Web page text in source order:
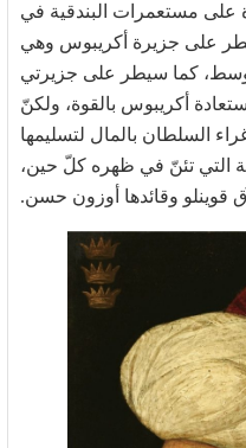
على مستعمرات البندقية في
على جزيرة أكريبوس وهي
كما سيطر على جزيرتي
أكريبوس بالقوة، ولكنّ
السلطان بالمال لتسليمها
التي تئنّ في ظهره كلّ حين،
قوينلو وقائدها أوزون حسن.